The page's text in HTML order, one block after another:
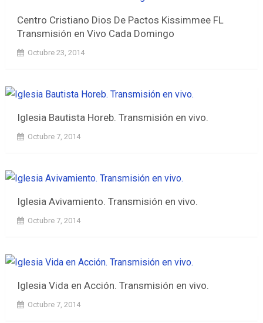
Centro Cristiano Dios De Pactos Kissimmee FL
Transmisión en Vivo Cada Domingo
Octubre 23, 2014
Iglesia Bautista Horeb. Transmisión en vivo.
Octubre 7, 2014
Iglesia Avivamiento. Transmisión en vivo.
Octubre 7, 2014
Iglesia Vida en Acción. Transmisión en vivo.
Octubre 7, 2014